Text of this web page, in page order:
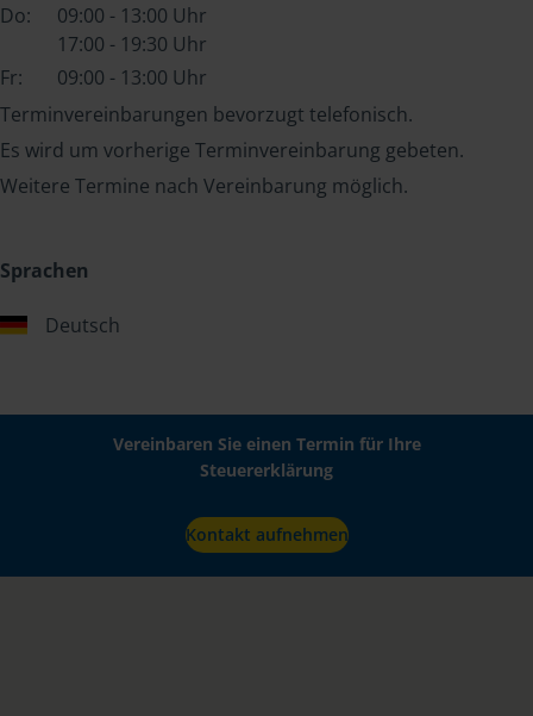
Do:
09:00 - 13:00 Uhr
17:00 - 19:30 Uhr
Fr:
09:00 - 13:00 Uhr
Terminvereinbarungen bevorzugt telefonisch.
Es wird um vorherige Terminvereinbarung gebeten.
Weitere Termine nach Vereinbarung möglich.
Sprachen
Deutsch
Vereinbaren Sie einen Termin für Ihre
Steuererklärung
Kontakt aufnehmen